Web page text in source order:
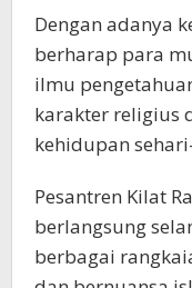
Dengan adanya
berharap para
ilmu
karakter religius
kehidupan
Pesantren Kilat
berlangsung
berbagai